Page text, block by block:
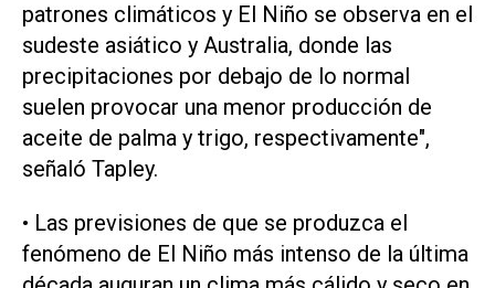
patrones climáticos y El Niño se observa en el
sudeste asiático y Australia, donde las
precipitaciones por debajo de lo ⁠normal
suelen provocar una menor producción de
aceite de palma y trigo, respectivamente",
señaló Tapley.
• Las previsiones de que se produzca el
fenómeno de El Niño más intenso de la última